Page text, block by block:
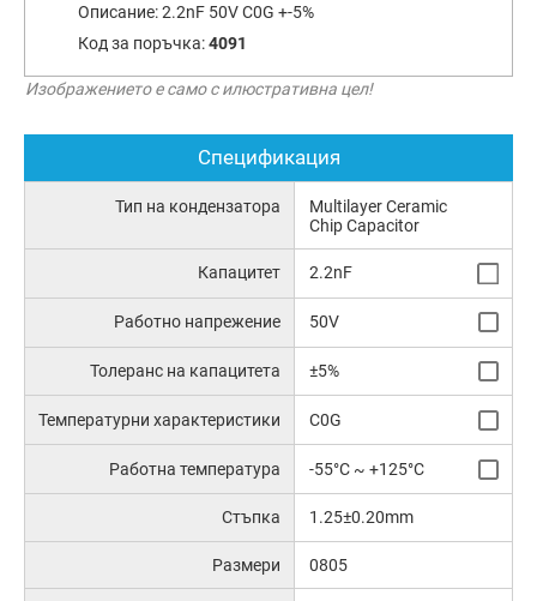
Описание:2.2nF 50V C0G +-5%
Код за поръчка:4091
Изображението е само с илюстративна цел!
Спецификация
Тип на кондензатора
Multilayer Ceramic
Chip Capacitor
Капацитет 2.2nF
Работно напрежение 50V
Толеранс на капацитета ±5%
Температурни характеристики C0G
Работна температура -55°C ~ +125°C
Стъпка 1.25±0.20mm
Размери 0805